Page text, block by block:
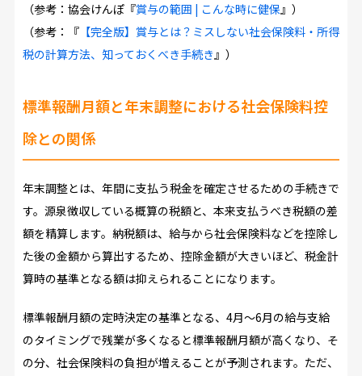
（参考：協会けんぽ『賞与の範囲 | こんな時に健保』）
（参考：『【完全版】賞与とは？ミスしない社会保険料・所得
税の計算方法、知っておくべき手続き』）
標準報酬月額と年末調整における社会保険料控
除との関係
年末調整とは、年間に支払う税金を確定させるための手続きで
す。源泉徴収している概算の税額と、本来支払うべき税額の差
額を精算します。納税額は、給与から社会保険料などを控除し
た後の金額から算出するため、控除金額が大きいほど、税金計
算時の基準となる額は抑えられることになります。
標準報酬月額の定時決定の基準となる、4月～6月の給与支給
のタイミングで残業が多くなると標準報酬月額が高くなり、そ
の分、社会保険料の負担が増えることが予測されます。ただ、